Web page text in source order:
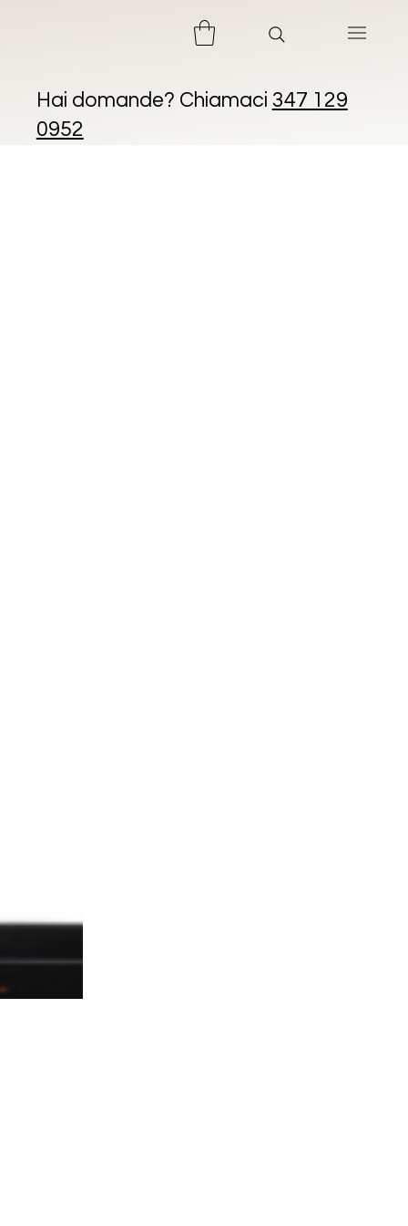
Hai domande? Chiamaci 347 129
0952